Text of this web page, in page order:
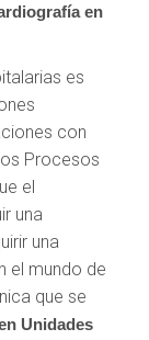
en
es
con
Procesos
el
una
una
el mundo de
que se
Unidades